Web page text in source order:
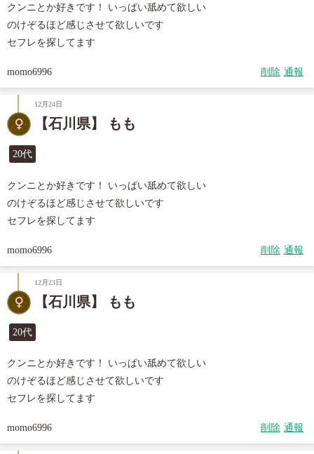
クンニとか好きです！ いっぱい舐めて欲しい
のけぞるほど感じさせて欲しいです
セフレを探してます
momo6996 削除 通報
12月24日
【石川県】 もも
20代
クンニとか好きです！ いっぱい舐めて欲しい
のけぞるほど感じさせて欲しいです
セフレを探してます
momo6996 削除 通報
12月23日
【石川県】 もも
20代
クンニとか好きです！ いっぱい舐めて欲しい
のけぞるほど感じさせて欲しいです
セフレを探してます
momo6996 削除 通報